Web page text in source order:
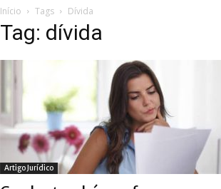
Início Tags Dívida
Tag: dívida
Artigo Jurídico